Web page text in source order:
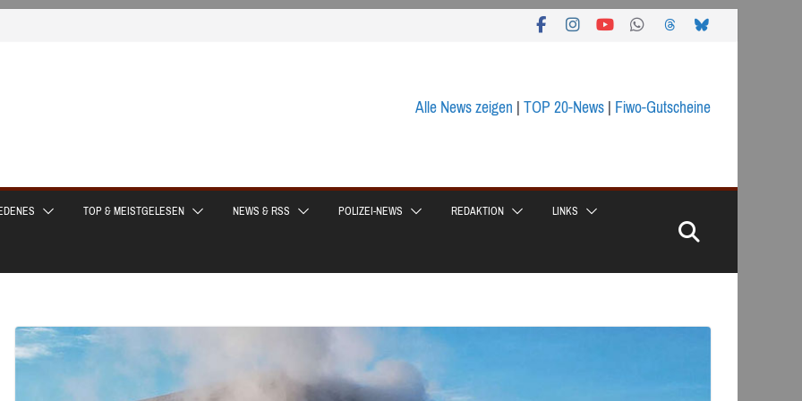
Alle News zeigen|TOP 20-News|Fiwo-Gutscheine
TOP & MEISTGELESEN NEWS & RSS POLIZEI-NEWS REDAKTION LINKS